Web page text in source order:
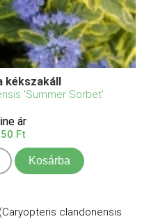
'Summer Sorbet'
ár
Ft
Kosárba
clandonensis